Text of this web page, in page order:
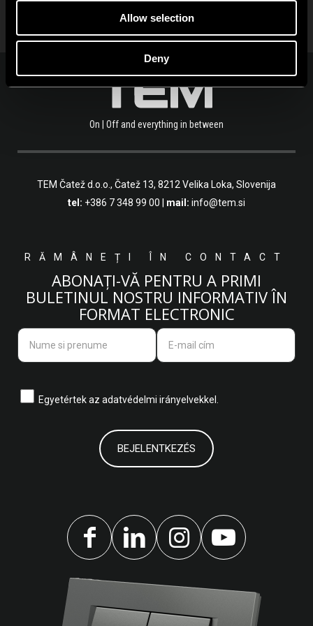
Allow selection
Deny
On | Off and everything in between
TEM Čatež d.o.o., Čatež 13, 8212 Velika Loka, Slovenija
tel: +386 7 348 99 00 | mail: info@tem.si
RĂMÂNEȚI ÎN CONTACT
ABONAȚI-VĂ PENTRU A PRIMI
BULETINUL NOSTRU INFORMATIV ÎN
FORMAT ELECTRONIC
Egyetértek az adatvédelmi irányelvekkel.